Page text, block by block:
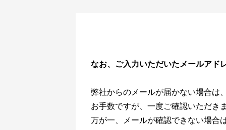
なお、ご入力いただいたメールアド
弊社からのメールが届かない場合は
お手数ですが、一度ご確認いただき
万が一、メールが確認できない場合